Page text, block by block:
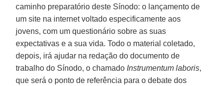
caminho preparatório deste Sínodo: o lançamento de
um site na internet voltado especificamente aos
jovens, com um questionário sobre as suas
expectativas e a sua vida. Todo o material coletado,
depois, irá ajudar na redação do documento de
trabalho do Sínodo, o chamado Instrumentum laboris,
que será o ponto de referência para o debate dos